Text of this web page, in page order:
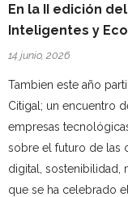
En la II edición
Inteligentes y
14 junio, 2026
Tambien este año
Citigal; un encuentro
empresas
sobre el futuro de las
digital, sostenibilidad,
que se ha celebrado